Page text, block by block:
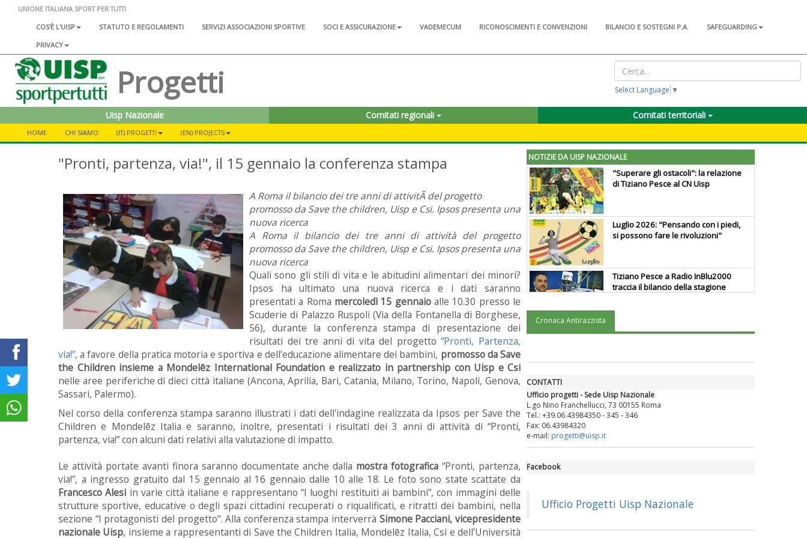
UNIONE ITALIANA SPORT PER TUTTI
COS'È L'UISP
STATUTO E REGOLAMENTI SERVIZI ASSOCIAZIONI SPORTIVE SOCI E ASSICURAZIONE VADEMECUM RICONOSCIMENTI E CONVENZIONI BILANCIO E SOSTEGNI P.A.
SAFEGUARDING
PRIVACY
Progetti Select Language ▼
Uisp Nazionale Comitati regionali Comitati territoriali
HOME CHI SIAMO (IT) PROGETTI (EN) PROJECTS
"Pronti, partenza, via!", il 15 gennaio la conferenza stampa
A Roma il bilancio dei tre anni di attivitÃ del progetto
promosso da Save the children, Uisp e Csi. Ipsos presenta una
nuova ricerca
A Roma il bilancio dei tre anni di attività del progetto
promosso da Save the children, Uisp e Csi. Ipsos presenta una
nuova ricerca
Quali sono gli stili di vita e le abitudini alimentari dei minori?
Ipsos ha ultimato una nuova ricerca e i dati saranno
presentati a Roma mercoledì 15 gennaioalle 10.30 presso le
Scuderie di Palazzo Ruspoli (Via della Fontanella di Borghese,
56), durante la conferenza stampa di presentazione dei
risultati dei tre anni di vita del progetto“Pronti, Partenza,
via!”, a favore della pratica motoria e sportiva e dell’educazione alimentare dei bambini, promosso da Save
the Children insieme a Mondelēz International Foundation e realizzato in partnership con Uisp e Csi
nelle aree periferiche di dieci città italiane (Ancona, Aprilia, Bari, Catania, Milano, Torino, Napoli, Genova,
Sassari, Palermo).
Nel corso della conferenza stampa saranno illustrati i dati dell'indagine realizzata da Ipsos per Save the
Children e Mondelēz Italia e saranno, inoltre, presentati i risultati dei 3 anni di attività di “Pronti,
partenza, via!” con alcuni dati relativi alla valutazione di impatto.
Le attività portate avanti finora saranno documentate anche dalla mostra fotografica “Pronti, partenza,
via!”, a ingresso gratuito dal 15 gennaio al 16 gennaio dalle 10 alle 18. Le foto sono state scattate da
Francesco Alesi in varie città italiane e rappresentano “I luoghi restituiti ai bambini”, con immagini delle
strutture sportive, educative o degli spazi cittadini recuperati o riqualificati, e ritratti dei bambini, nella
sezione “I protagonisti del progetto". Alla conferenza stampa interverrà Simone Pacciani, vicepresidente
nazionale Uisp, insieme a rappresentanti di Save the Children Italia, Mondelēz Italia, Csi e dell’Università
NOTIZIE DA UISP NAZIONALE
"Superare gli ostacoli": la relazione
di Tiziano Pesce al CN Uisp
Luglio 2026: "Pensando con i piedi,
si possono fare le rivoluzioni"
Tiziano Pesce a Radio InBlu2000
traccia il bilancio della stagione
prosegue anche in estate
Cronaca Antirazzista
CONTATTI
Ufficio progetti - Sede Uisp Nazionale
L.go Nino Franchellucci, 73 00155 Roma
Tel.: +39.06.43984350 - 345 - 346
Fax: 06.43984320
e-mail: progetti@uisp.it
Facebook
Ufficio Progetti Uisp Nazionale